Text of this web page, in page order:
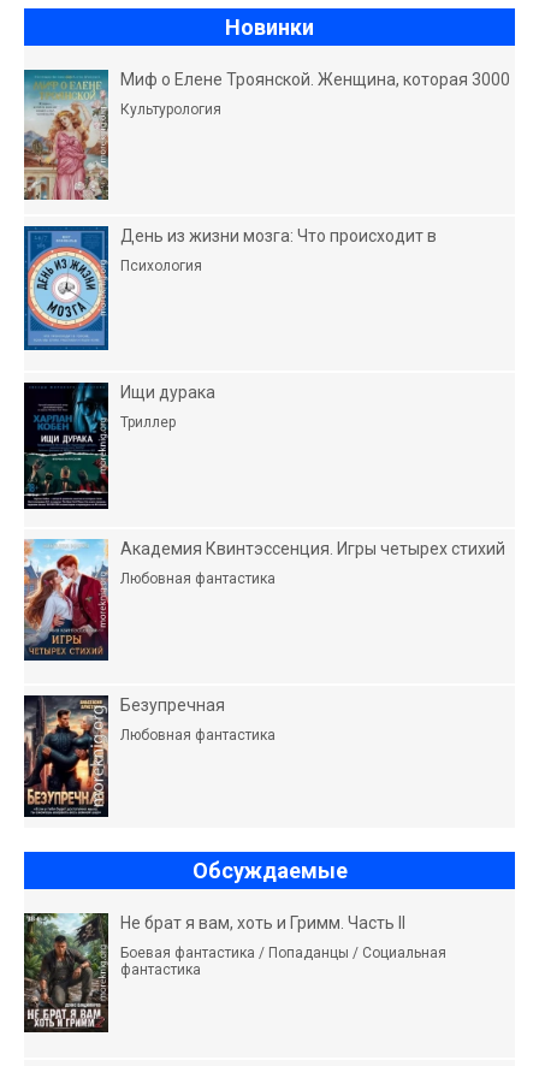
Новинки
Миф о Елене Троянской. Женщина, которая 3000
Культурология
День из жизни мозга: Что происходит в
Психология
Ищи дурака
Триллер
Академия Квинтэссенция. Игры четырех стихий
Любовная фантастика
Безупречная
Любовная фантастика
Обсуждаемые
Не брат я вам, хоть и Гримм. Часть II
Боевая фантастика / Попаданцы / Социальная
фантастика